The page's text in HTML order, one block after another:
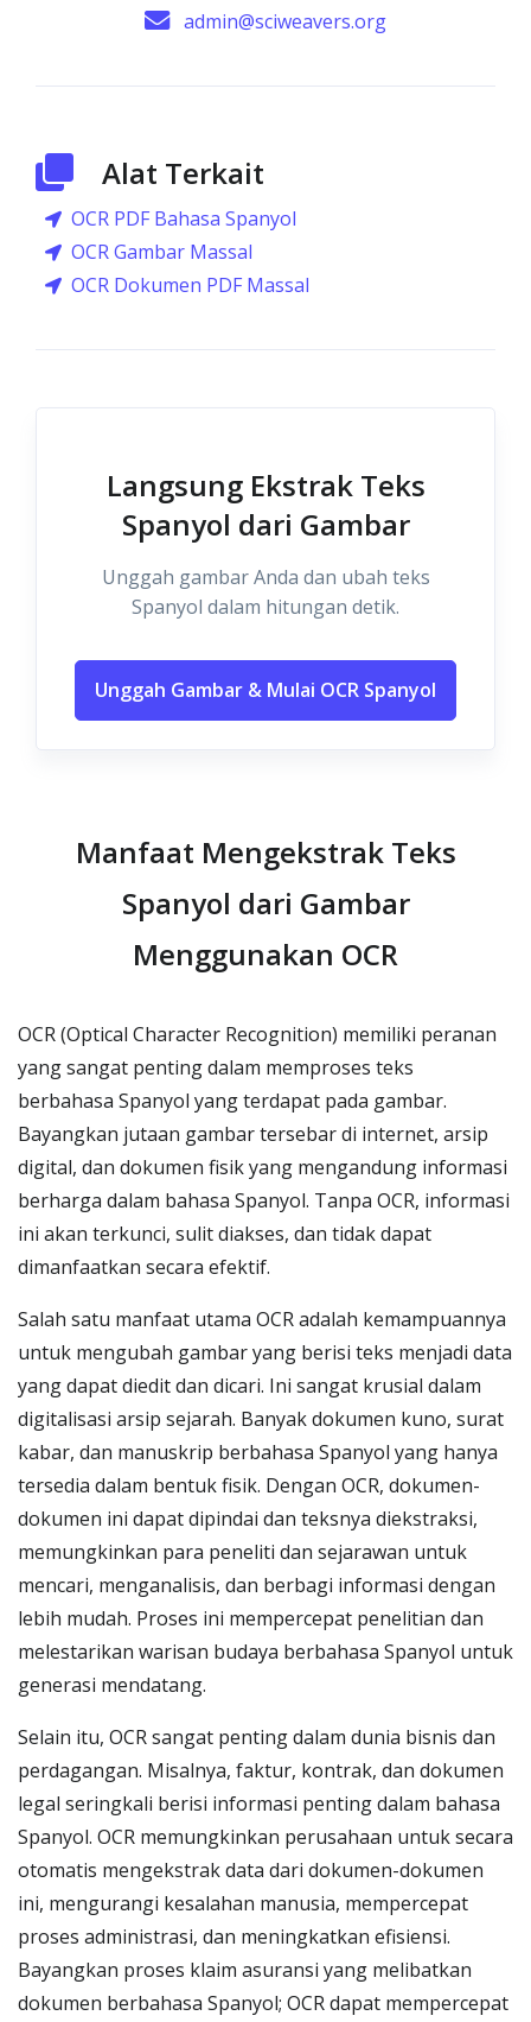
admin@sciweavers.org
Alat Terkait
OCR PDF Bahasa Spanyol
OCR Gambar Massal
OCR Dokumen PDF Massal
Langsung Ekstrak Teks
Spanyol dari Gambar
Unggah gambar Anda dan ubah teks
Spanyol dalam hitungan detik.
Unggah Gambar & Mulai OCR Spanyol
Manfaat Mengekstrak Teks
Spanyol dari Gambar
Menggunakan OCR
OCR (Optical Character Recognition) memiliki peranan
yang sangat penting dalam memproses teks
berbahasa Spanyol yang terdapat pada gambar.
Bayangkan jutaan gambar tersebar di internet, arsip
digital, dan dokumen fisik yang mengandung informasi
berharga dalam bahasa Spanyol. Tanpa OCR, informasi
ini akan terkunci, sulit diakses, dan tidak dapat
dimanfaatkan secara efektif.
Salah satu manfaat utama OCR adalah kemampuannya
untuk mengubah gambar yang berisi teks menjadi data
yang dapat diedit dan dicari. Ini sangat krusial dalam
digitalisasi arsip sejarah. Banyak dokumen kuno, surat
kabar, dan manuskrip berbahasa Spanyol yang hanya
tersedia dalam bentuk fisik. Dengan OCR, dokumen-
dokumen ini dapat dipindai dan teksnya diekstraksi,
memungkinkan para peneliti dan sejarawan untuk
mencari, menganalisis, dan berbagi informasi dengan
lebih mudah. Proses ini mempercepat penelitian dan
melestarikan warisan budaya berbahasa Spanyol untuk
generasi mendatang.
Selain itu, OCR sangat penting dalam dunia bisnis dan
perdagangan. Misalnya, faktur, kontrak, dan dokumen
legal seringkali berisi informasi penting dalam bahasa
Spanyol. OCR memungkinkan perusahaan untuk secara
otomatis mengekstrak data dari dokumen-dokumen
ini, mengurangi kesalahan manusia, mempercepat
proses administrasi, dan meningkatkan efisiensi.
Bayangkan proses klaim asuransi yang melibatkan
dokumen berbahasa Spanyol; OCR dapat mempercepat